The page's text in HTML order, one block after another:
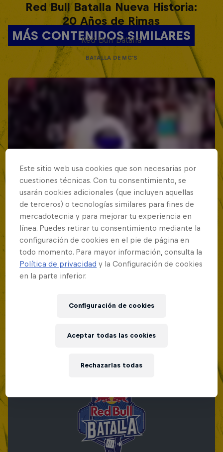
MÁS CONTENIDOS SIMILARES
Red Bull Batalla Nueva Historia:
20 Años de Rimas
Red Bull Batalla
BATALLA DE MC'S
Este sitio web usa cookies que son necesarias por
cuestiones técnicas. Con tu consentimiento, se
usarán cookies adicionales (que incluyen aquellas
de terceros) o tecnologías similares para fines de
mercadotecnia y para mejorar tu experiencia en
línea. Puedes retirar tu consentimiento mediante la
configuración de cookies en el pie de página en
todo momento. Para mayor información, consulta la
Política de privacidad y la Configuración de cookies
en la parte inferior.
Configuración de cookies
Rechazarlas todas
Aceptar todas las cookies